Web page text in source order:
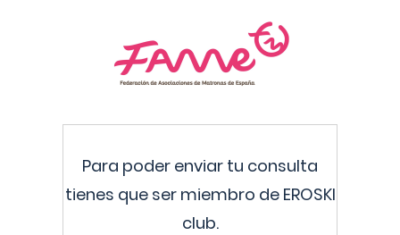
Para poder enviar tu consulta
tienes que ser miembro de EROSKI
club.